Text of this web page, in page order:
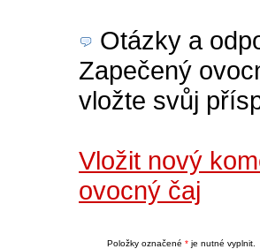
Otázky a
Zapečený
vložte svůj
Vložit nový
ovocný čaj
Položky označené *je nutné vyplnit.